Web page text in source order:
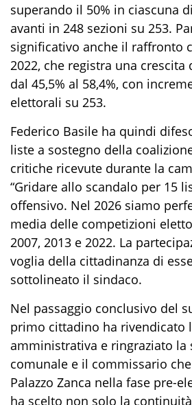
superando il 50% in ciascuna
avanti in 248 sezioni su 253.
significativo anche il raffronto
2022, che registra una crescita
dal 45,5% al 58,4%, con
elettorali su 253.
Federico Basile ha quindi
liste a sostegno della
critiche ricevute durante la
“Gridare allo scandalo per 15
offensivo. Nel 2026 siamo
media delle competizioni
2007, 2013 e 2022. La
voglia della cittadinanza di
sottolineato il sindaco.
Nel passaggio conclusivo del
primo cittadino ha rivendicato
amministrativa e ringraziato la
comunale e il commissario
Palazzo Zanca nella fase pre-
ha scelto non solo la